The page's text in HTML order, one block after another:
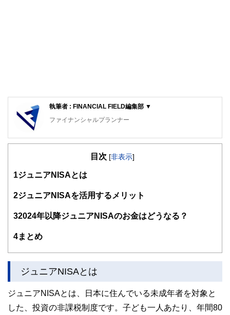
執筆者 : FINANCIAL FIELD編集部 ▼
ファイナンシャルプランナー
FinancialField編集部は、金融、経済に関する記事を、日々
知識がない方でも理解できるようわかりやすく発信していま
得者を中心に「お金や暮らし」に関する書籍・雑誌の編集経
験者で構成され、企画立案から記事掲載まですべての工程に
かしく感じられる年金や税金、相続、保険、ローンなどの話
をわかりやすく発信している点です。
執筆者・監修者による執筆体制を築くことで、内容のわかり
目次 [非表示]
1 ジュニアNISAとは
2ジュニアNISAを活用するメリット
32024年以降ジュニアNISAのお金はどうなる？
4まとめ
ジュニアNISAとは
ジュニアNISAとは、日本に住んでいる未成年者を対象と
した、投資の非課税制度です。子ども一人あたり、年間80